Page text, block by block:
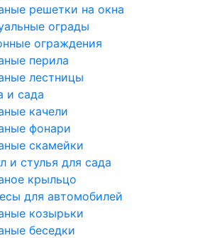
решетки на окна
ограды
ограждения
перила
лестницы
и сада
качели
фонари
скамейки
и стулья для сада
крыльцо
для автомобилей
козырьки
беседки